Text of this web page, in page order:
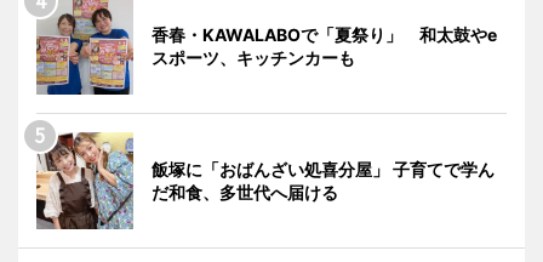
香春・KAWALABOで「夏祭り」 和太鼓やe
スポーツ、キッチンカーも
飯塚に「おばんざい処喜分屋」 子育てで学ん
だ和食、多世代へ届ける